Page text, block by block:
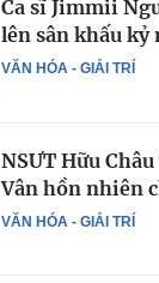
VĂN HÓA - GIẢI TRÍ
Ca sĩ Jimmii
lên sân khấu kỷ
VĂN HÓA - GIẢI TRÍ
NSƯT Hữu
Vân hồn nhiên